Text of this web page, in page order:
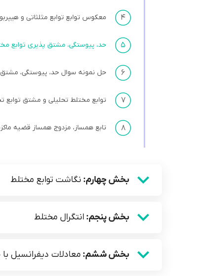
۴ معکوس توابع توابع مثلثاتی و
۵ حد، پیوستگی، مشتق پذیری توابع
۶ حل نمونه سوال حد، پیوستگی،
۷ توابع مختلط تحلیلی و مشتق توابع
۸ تابع همساز، مزدوج همساز قضیه
بخش چهارم: نگاشت توابع مختلط
بخش پنجم: انتگرال مختلط
بخش ششم: معادلات دیفرانسیل